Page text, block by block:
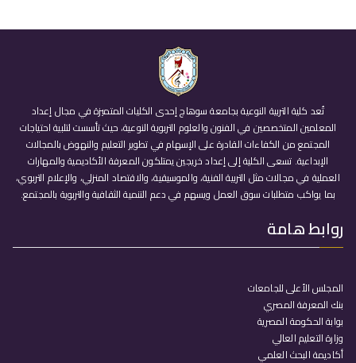
تُعد كلية التربية النوعية بجامعة سوهاج إحدى الكليات المتميزة في مجال إعداد
المعلمين المتخصصين في الفنون والعلوم التربوية النوعية، حيث تأسست لتلبية احتياجات
المجتمع من الكفاءات القادرة على الإسهام في تطوير التعليم والنهوض بالمجالات
الإبداعية. تسعى الكلية إلى إعداد خريجين يمتلكون المعرفة الأكاديمية والمهارات
العملية في مجالات مثل التربية الفنية، والموسيقية، والاقتصاد المنزلي، والإعلام التربوي،
بما يواكب متطلبات سوق العمل ويسهم في دعم التنمية الثقافية والتربوية بالمجتمع.
روابط هامة
المجلس الأعلى للجامعات
بنك المعرفة المصري
بوابة الحكومة المصرية
وزارة التعليم العالي
أكاديمة البحث العلمي